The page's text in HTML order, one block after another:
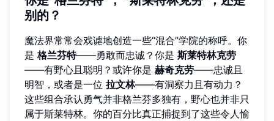
别的？
魔法界常常会戏谑地创造一些“混合”学院的称呼。你
是 格兰芬特——勇敢而忠诚？你是 斯莱特林克劳
——有野心且聪明？或许你是 赫奇克劳——忠诚且
明智，或者是一位 拉文林——有洞察力且有动力？
这些组合承认勇气并非格兰芬多独有，野心也并非只
属于斯莱特林。你的百分比真正捕捉到了这些令人愉